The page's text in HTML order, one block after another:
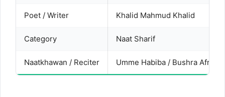
Poet / Writer Khalid Mahmud Khalid
Category Naat Sharif
Naatkhawan / Reciter Umme Habiba / Bushra Afridi